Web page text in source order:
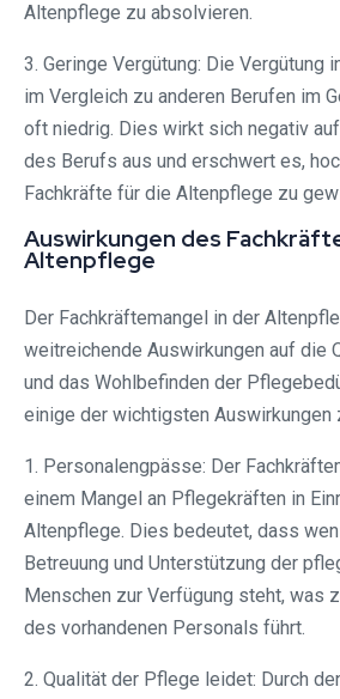
Altenpflege zu absolvieren.
3. Geringe Vergütung: Die Vergütung
im Vergleich zu anderen Berufen im
oft niedrig. Dies wirkt sich negativ
des Berufs aus und erschwert es,
Fachkräfte für die Altenpflege zu
Auswirkungen des
Altenpflege
Der Fachkräftemangel in der
weitreichende Auswirkungen auf die
und das Wohlbefinden der
einige der wichtigsten Auswirkungen
1. Personalengpässe: Der
einem Mangel an Pflegekräften in
Altenpflege. Dies bedeutet, dass
Betreuung und Unterstützung der
Menschen zur Verfügung steht, was
des vorhandenen Personals führt.
2. Qualität der Pflege leidet: Durch